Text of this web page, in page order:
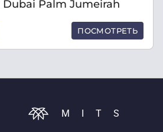
Palm Jumeirah
ПОСМОТРЕТЬ
MITS